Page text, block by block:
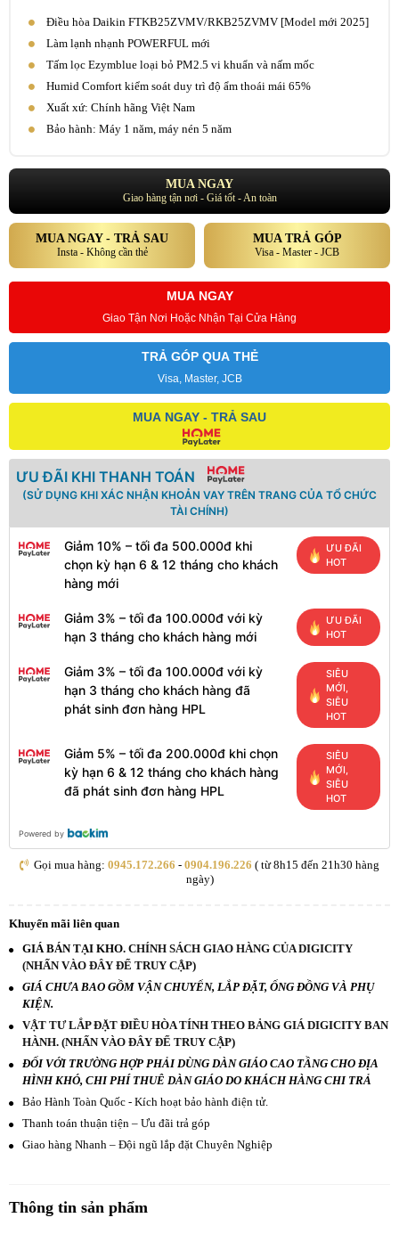
Điều hòa Daikin FTKB25ZVMV/RKB25ZVMV [Model mới 2025]
Làm lạnh nhạnh POWERFUL mới
Tấm lọc Ezymblue loại bỏ PM2.5 vi khuẩn và nấm mốc
Humid Comfort kiểm soát duy trì độ ẩm thoái mái 65%
Xuất xứ: Chính hãng Việt Nam
Bảo hành: Máy 1 năm, máy nén 5 năm
MUA NGAY
Giao hàng tận nơi - Giá tốt - An toàn
MUA NGAY - TRẢ SAU
Insta - Không cần thẻ
MUA TRẢ GÓP
Visa - Master - JCB
MUA NGAY
Giao Tận Nơi Hoặc Nhận Tại Cửa Hàng
TRẢ GÓP QUA THẺ
Visa, Master, JCB
MUA NGAY - TRẢ SAU
ƯU ĐÃI KHI THANH TOÁN
(SỬ DỤNG KHI XÁC NHẬN KHOẢN VAY TRÊN TRANG CỦA TỔ CHỨC
TÀI CHÍNH)
Giảm 10% – tối đa 500.000đ khi
chọn kỳ hạn 6 & 12 tháng cho khách
hàng mới
ƯU ĐÃI
HOT
Giảm 3% – tối đa 100.000đ với kỳ
hạn 3 tháng cho khách hàng mới
ƯU ĐÃI
HOT
Giảm 3% – tối đa 100.000đ với kỳ
hạn 3 tháng cho khách hàng đã
phát sinh đơn hàng HPL
SIÊU
MỚI,
SIÊU
HOT
Giảm 5% – tối đa 200.000đ khi chọn
kỳ hạn 6 & 12 tháng cho khách hàng
đã phát sinh đơn hàng HPL
SIÊU
MỚI,
SIÊU
HOT
Powered by
Gọi mua hàng: 0945.172.266 - 0904.196.226 ( từ 8h15 đến 21h30 hàng
ngày)
Khuyến mãi liên quan
GIÁ BÁN TẠI KHO. CHÍNH SÁCH GIAO HÀNG CỦA DIGICITY
(NHẤN VÀO ĐÂY ĐỂ TRUY CẬP)
GIÁ CHƯA BAO GỒM VẬN CHUYỂN, LẮP ĐẶT, ỐNG ĐỒNG VÀ PHỤ
KIỆN.
VẬT TƯ LẮP ĐẶT ĐIỀU HÒA TÍNH THEO BẢNG GIÁ DIGICITY BAN
HÀNH. (NHẤN VÀO ĐÂY ĐỂ TRUY CẬP)
ĐỐI VỚI TRƯỜNG HỢP PHẢI DÙNG DÀN GIÁO CAO TẦNG CHO ĐỊA
HÌNH KHÓ, CHI PHÍ THUÊ DÀN GIÁO DO KHÁCH HÀNG CHI TRẢ
Bảo Hành Toàn Quốc - Kích hoạt bảo hành điện tử.
Thanh toán thuận tiện – Ưu đãi trả góp
Giao hàng Nhanh – Đội ngũ lắp đặt Chuyên Nghiệp
Thông tin sản phẩm